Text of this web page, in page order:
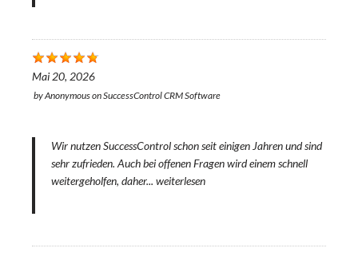
Mai 20, 2026
byAnonymousonSuccessControl CRM Software
Wir nutzen SuccessControl schon seit einigen Jahren und sind
sehr zufrieden. Auch bei offenen Fragen wird einem schnell
weitergeholfen, daher... weiterlesen